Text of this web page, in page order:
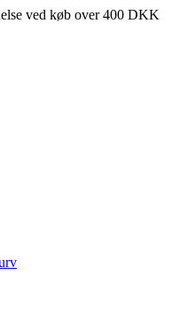
ved køb over 400 DKK